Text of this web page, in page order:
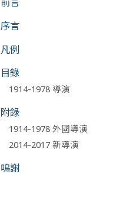
序言
凡例
目錄
1914-1978 導演
附錄
1914-1978 外國導演
2014-2017 新導演
鳴謝